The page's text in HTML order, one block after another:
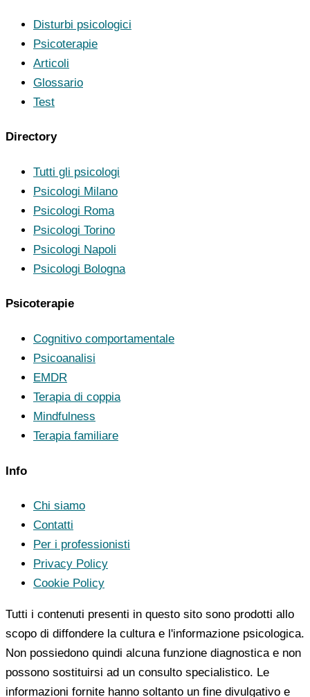
Disturbi psicologici
Psicoterapie
Articoli
Glossario
Test
Directory
Tutti gli psicologi
Psicologi Milano
Psicologi Roma
Psicologi Torino
Psicologi Napoli
Psicologi Bologna
Psicoterapie
Cognitivo comportamentale
Psicoanalisi
EMDR
Terapia di coppia
Mindfulness
Terapia familiare
Info
Chi siamo
Contatti
Per i professionisti
Privacy Policy
Cookie Policy
Tutti i contenuti presenti in questo sito sono prodotti allo
scopo di diffondere la cultura e l'informazione psicologica.
Non possiedono quindi alcuna funzione diagnostica e non
possono sostituirsi ad un consulto specialistico. Le
informazioni fornite hanno soltanto un fine divulgativo e